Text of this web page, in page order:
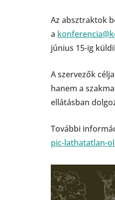
Az absztraktok
a
június 15-ig
A szervezők
hanem a
ellátásban
További
pic-lathatatlan-